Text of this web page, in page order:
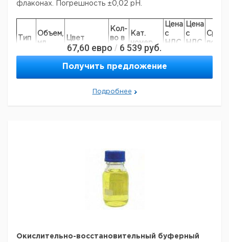
флаконах. Погрешность ±0,02 pH.
Тип
Объем,
мл
Цвет
Кол-
во в
упак.
Кат.
номер
Цена
с
НДС,
Цена
с
НДС,
Срок
желтый 1 9041050
зеленый 1 9041051
pH
67,60 евро / 6 539 руб.
Получить предложение
Подробнее
Окислительно-восстановительный буферный